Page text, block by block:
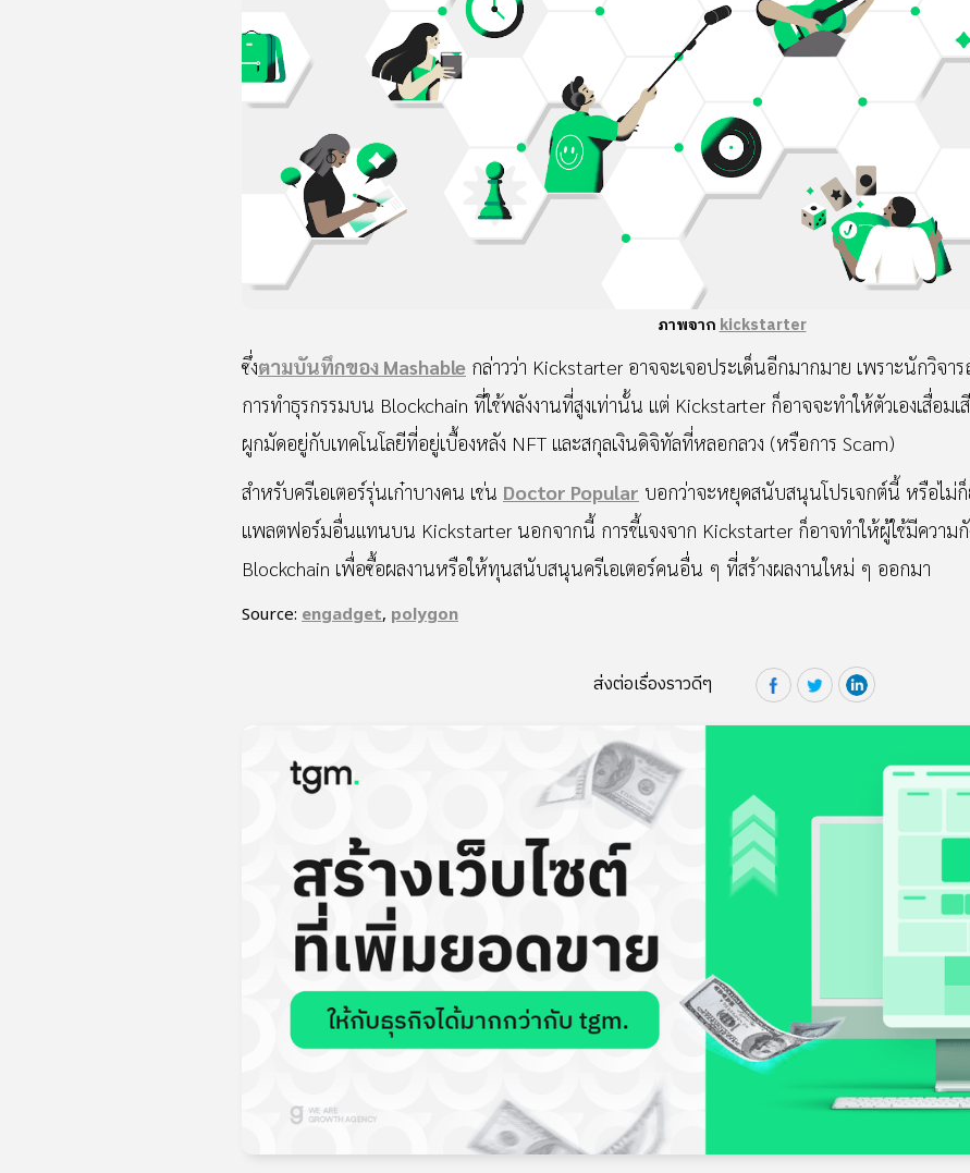
ภาพจากkickstarter
ซึ่งตามบันทึกของ Mashable กล่าวว่า Kickstarter อาจจะเจอประเด็นอีกมากมาย เพราะนักวิจา
การทำธุรกรรมบน Blockchain ที่ใช้พลังงานที่สูงเท่านั้น แต่ Kickstarter ก็อาจจะทำให้ตัวเองเสื่อมเสี
ผูกมัดอยู่กับเทคโนโลยีที่อยู่เบื้องหลัง NFT และสกุลเงินดิจิทัลที่หลอกลวง (หรือการ Scam)
สำหรับครีเอเตอร์รุ่นเก๋าบางคน เช่น Doctor Popular บอกว่าจะหยุดสนับสนุนโปรเจกต์นี้ หรือไม่ก็
แพลตฟอร์มอื่นแทนบน Kickstarter นอกจากนี้ การชี้แจงจาก Kickstarter ก็อาจทำให้ผู้ใช้มีความกั
Blockchain เพื่อซื้อผลงานหรือให้ทุนสนับสนุนครีเอเตอร์คนอื่น ๆ ที่สร้างผลงานใหม่ ๆ ออกมา
Source: engadget, polygon
ส่งต่อเรื่องราวดีๆ